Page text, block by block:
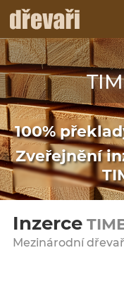
100%
Zveřejnění
Inzerce
Mezinárodní